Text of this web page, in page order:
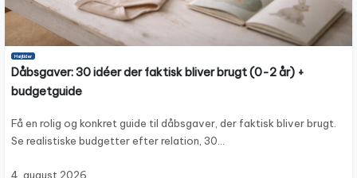
Højtider
Dåbsgaver: 30 idéer der faktisk bliver brugt (0-2 år) +
budgetguide
Få en rolig og konkret guide til dåbsgaver, der faktisk bliver brugt.
Se realistiske budgetter efter relation, 30…
4. august 2026